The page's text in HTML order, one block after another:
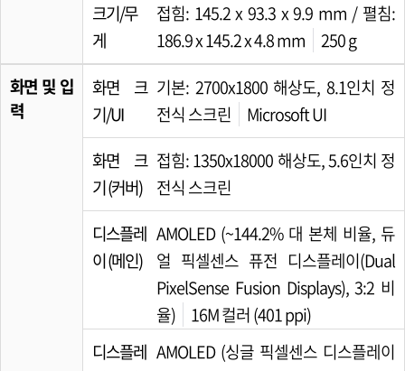
크기/무
게
접힘: 145.2 x 93.3 x 9.9 mm / 펼침:
186.9 x 145.2 x 4.8 mm
250 g
화면 및 입
력
화면 크
기/UI
기본: 2700x1800 해상도, 8.1인치 정
전식 스크린
Microsoft UI
화면 크
기 (커버)
접힘: 1350x18000 해상도, 5.6인치 정
전식 스크린
디스플레
이 (메인)
AMOLED (~144.2% 대 본체 비율, 듀
얼 픽셀센스 퓨전 디스플레이(Dual
PixelSense Fusion Displays), 3:2 비
율)
16M 컬러 (401 ppi)
디스플레 AMOLED (싱글 픽셀센스 디스플레이